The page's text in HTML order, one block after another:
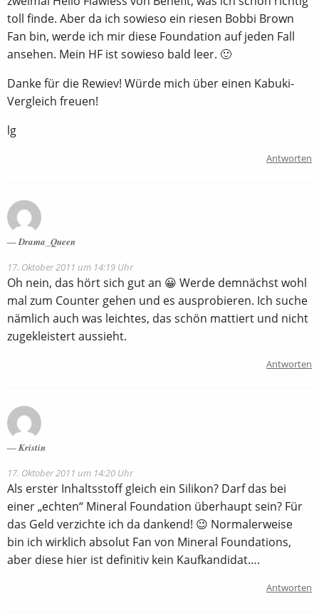
toll finde. Aber da ich sowieso ein riesen Bobbi Brown
Fan bin, werde ich mir diese Foundation auf jeden Fall
ansehen. Mein HF ist sowieso bald leer. 🙂
Danke für die Rewiev! Würde mich über einen Kabuki-
Vergleich freuen!
lg
Antworten
Drama_Queen
17. Oktober 2011 um 14:19 Uhr
Oh nein, das hört sich gut an 😀 Werde demnächst wohl
mal zum Counter gehen und es ausprobieren. Ich suche
nämlich auch was leichtes, das schön mattiert und nicht
zugekleistert aussieht.
Antworten
Kristin
17. Oktober 2011 um 14:20 Uhr
Als erster Inhaltsstoff gleich ein Silikon? Darf das bei
einer „echten“ Mineral Foundation überhaupt sein? Für
das Geld verzichte ich da dankend! 😉 Normalerweise
bin ich wirklich absolut Fan von Mineral Foundations,
aber diese hier ist definitiv kein Kaufkandidat….
Antworten